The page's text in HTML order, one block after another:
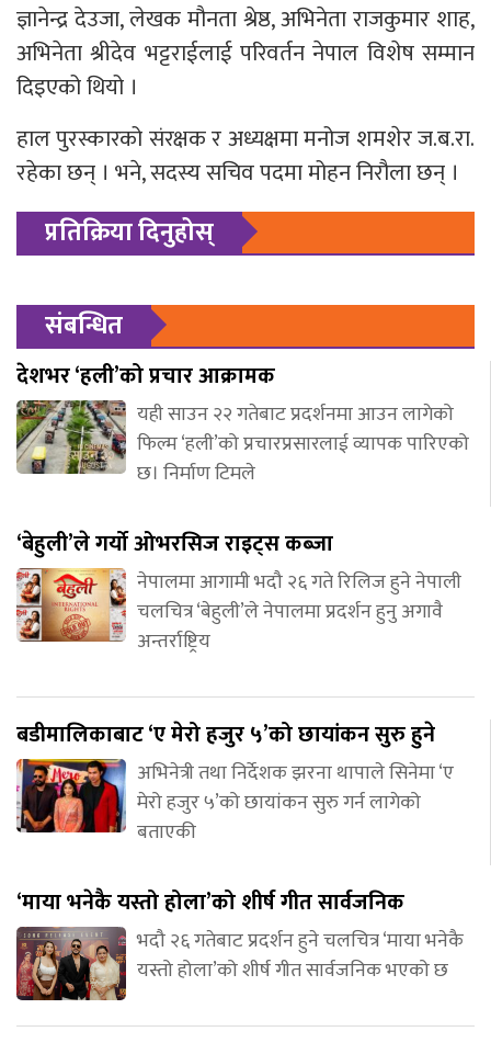
ज्ञानेन्द्र देउजा, लेखक मौनता श्रेष्ठ, अभिनेता राजकुमार शाह,
अभिनेता श्रीदेव भट्टराईलाई परिवर्तन नेपाल विशेष सम्मान
दिइएको थियो ।
हाल पुरस्कारको संरक्षक र अध्यक्षमा मनोज शमशेर ज.ब.रा.
रहेका छन् । भने, सदस्य सचिव पदमा मोहन निरौला छन् ।
प्रतिक्रिया दिनुहोस्
संबन्धित
देशभर ‘हली’को प्रचार आक्रामक
यही साउन २२ गतेबाट प्रदर्शनमा आउन लागेको
फिल्म ‘हली’को प्रचारप्रसारलाई व्यापक पारिएको
छ। निर्माण टिमले
‘बेहुली’ले गर्यो ओभरसिज राइट्स कब्जा
नेपालमा आगामी भदौ २६ गते रिलिज हुने नेपाली
चलचित्र ‘बेहुली’ले नेपालमा प्रदर्शन हुनु अगावै
अन्तर्राष्ट्रिय
बडीमालिकाबाट ‘ए मेरो हजुर ५’को छायांकन सुरु हुने
अभिनेत्री तथा निर्देशक झरना थापाले सिनेमा ‘ए
मेरो हजुर ५’को छायांकन सुरु गर्न लागेको
बताएकी
‘माया भनेकै यस्तो होला’को शीर्ष गीत सार्वजनिक
भदौ २६ गतेबाट प्रदर्शन हुने चलचित्र ‘माया भनेकै
यस्तो होला’को शीर्ष गीत सार्वजनिक भएको छ